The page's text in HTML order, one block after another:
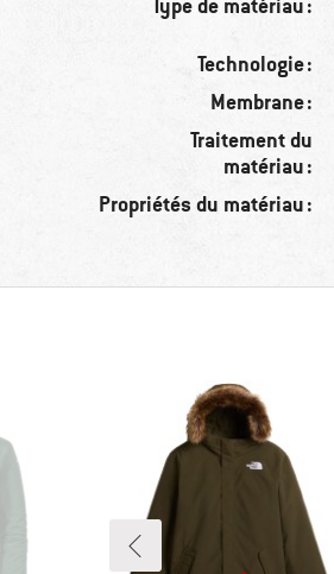
Type de matériau :
Technologie :
Membrane :
Traitement du
matériau :
Propriétés du matériau :